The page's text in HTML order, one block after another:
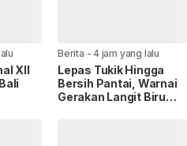
XII
Berita -4 jam yang lalu
Lepas Tukik Hingga
Bersih Pantai, Warnai
Gerakan Langit Biru